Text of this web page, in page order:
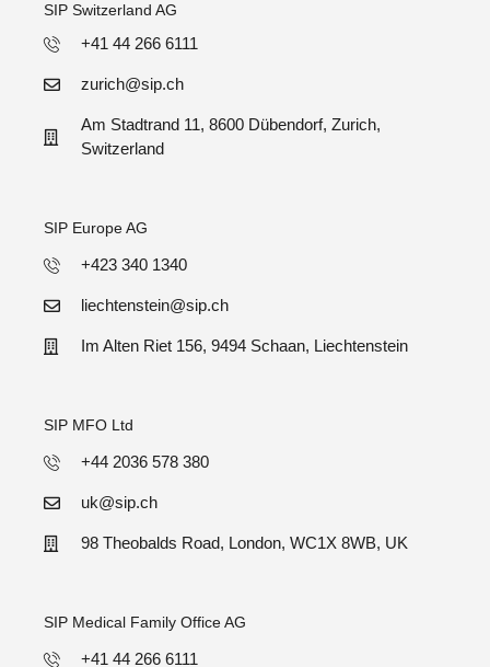
SIP Switzerland AG
+41 44 266 6111
zurich@sip.ch
Am Stadtrand 11, 8600 Dübendorf, Zurich,
Switzerland
SIP Europe AG
+423 340 1340
liechtenstein@sip.ch
Im Alten Riet 156, 9494 Schaan, Liechtenstein
SIP MFO Ltd
+44 2036 578 380
uk@sip.ch
98 Theobalds Road, London, WC1X 8WB, UK
SIP Medical Family Office AG
+41 44 266 6111